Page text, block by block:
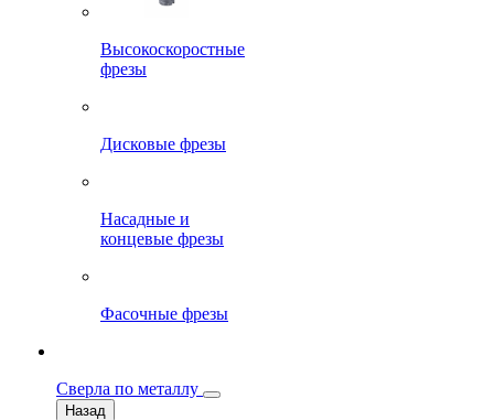
Высокоскоростные
фрезы
Дисковые фрезы
Насадные и
концевые фрезы
Фасочные фрезы
Сверла по металлу
Назад